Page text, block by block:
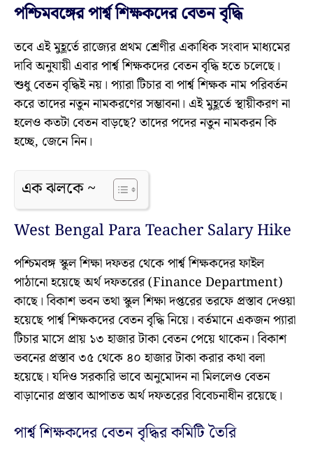
পশ্চিমবঙ্গের পার্শ্ব শিক্ষকদের বেতন বৃদ্ধি
তবে এই মুহূর্তে রাজ্যের প্রথম শ্রেণীর একাধিক সংবাদ মাধ্যমের
দাবি অনুযায়ী এবার পার্শ্ব শিক্ষকদের বেতন বৃদ্ধি হতে চলেছে।
শুধু বেতন বৃদ্ধিই নয়। প্যারা টিচার বা পার্শ্ব শিক্ষক নাম পরিবর্তন
করে তাদের নতুন নামকরণের সম্ভাবনা। এই মুহূর্তে স্থায়ীকরণ না
হলেও কতটা বেতন বাড়ছে? তাদের পদের নতুন নামকরন কি
হচ্ছে, জেনে নিন।
এক ঝলকে ~
West Bengal Para Teacher Salary Hike
পশ্চিমবঙ্গ স্কুল শিক্ষা দফতর থেকে পার্শ্ব শিক্ষকদের ফাইল
পাঠানো হয়েছে অর্থ দফতরের (Finance Department)
কাছে। বিকাশ ভবন তথা স্কুল শিক্ষা দপ্তরের তরফে প্রস্তাব দেওয়া
হয়েছে পার্শ্ব শিক্ষকদের বেতন বৃদ্ধি নিয়ে। বর্তমানে একজন প্যারা
টিচার মাসে প্রায় ১৩ হাজার টাকা বেতন পেয়ে থাকেন। বিকাশ
ভবনের প্রস্তাব ৩৫ থেকে ৪০ হাজার টাকা করার কথা বলা
হয়েছে। যদিও সরকারি ভাবে অনুমোদন না মিললেও বেতন
বাড়ানোর প্রস্তাব আপাতত অর্থ দফতরের বিবেচনাধীন রয়েছে।
পার্শ্ব শিক্ষকদের বেতন বৃদ্ধির কমিটি তৈরি